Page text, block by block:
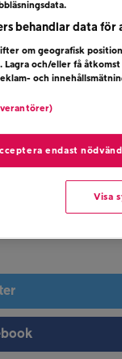
sv/
artist/
cdon.se/musik/
behandlar data
om geografisk
Lagra och/eller få
och
endast
Visa